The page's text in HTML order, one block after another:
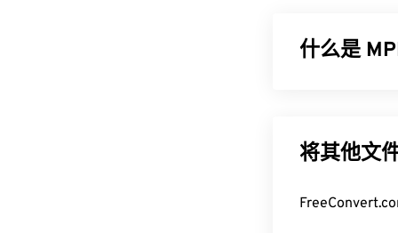
什么是
名与MPEG-1格
将其他文